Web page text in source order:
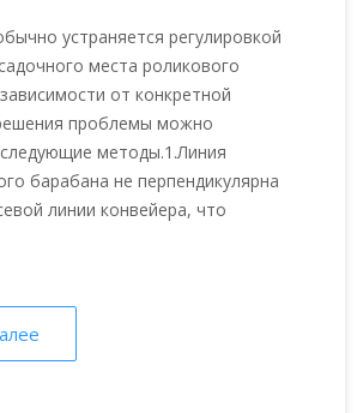
TD75 отклоняется от
ролика или
ролика?
устраняется регулировкой
места роликового
от конкретной
проблемы можно
методы.1.Линия
барабана не перпендикулярна
линии конвейера, что